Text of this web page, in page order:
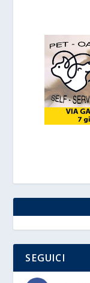
SEGUICI